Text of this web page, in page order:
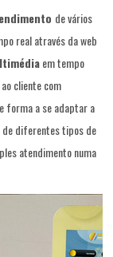
de vários
real através da web
em tempo
ao cliente com
forma a se adaptar a
de diferentes tipos de
atendimento numa